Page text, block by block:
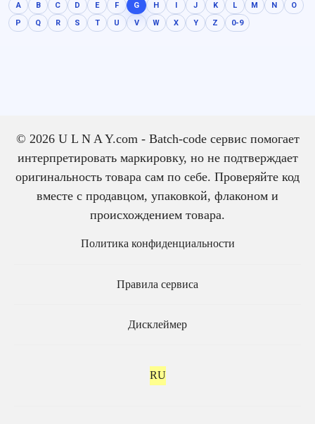
A B C D E F G H I J K L M N
O
P
Q R S T U V W X Y Z 0-9
© 2026 U L N A Y.com - Batch-code сервис помогает
интерпретировать маркировку, но не подтверждает
оригинальность товара сам по себе. Проверяйте код
вместе с продавцом, упаковкой, флаконом и
происхождением товара.
Политика конфиденциальности
Правила сервиса
Дисклеймер
RU